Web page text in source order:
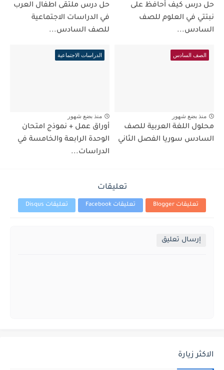
حل درس كيف أحافظ على
نبتتي في العلوم للصف
السادس...
حل درس ملتقى اطفال العرب
في الدراسات الاجتماعية
للصف السادس...
الصف السادس
منذ بضع شهور
محلول اللغة العربية للصف
السادس سوريا الفصل الثاني
الدراسات الاجتماعية
منذ بضع شهور
أوراق عمل + نموذج امتحان
الوحدة الرابعة والخامسة في
الدراسات...
تعليقات
تعليقات Blogger تعليقات Facebook تعليقات Disqus
إرسال تعليق
الاكثر زيارة